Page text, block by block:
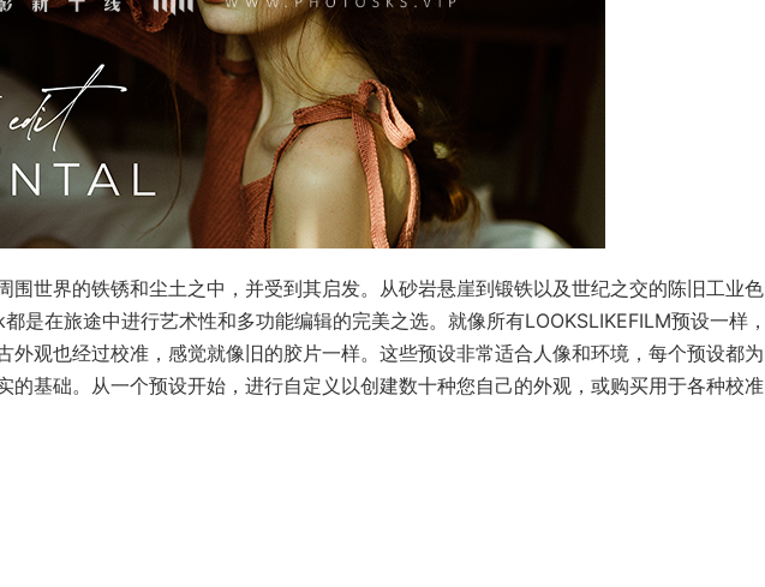
围世界的铁锈和尘土之中，并受到其启发。从砂岩悬崖到锻铁以及世纪之交的陈旧工业色
是在旅途中进行艺术性和多功能编辑的完美之选。就像所有LOOKSLIKEFILM预设一样，
观也经过校准，感觉就像旧的胶片一样。这些预设非常适合人像和环境，每个预设都为
的基础。从一个预设开始，进行自定义以创建数十种您自己的外观，或购买用于各种校准